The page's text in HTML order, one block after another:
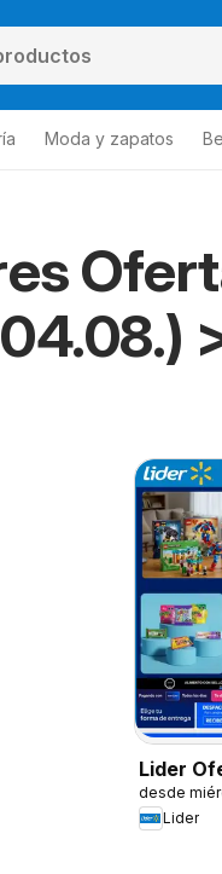
Moda y zapatos
Lider
desde
Lider